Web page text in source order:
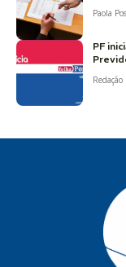
Paola
PF